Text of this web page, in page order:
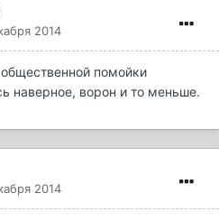
2014
помойки
наверное, ворон и то меньше.
2014